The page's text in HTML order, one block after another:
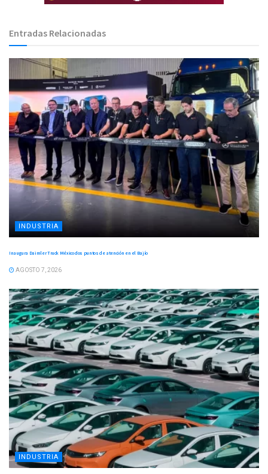
Entradas Relacionadas
INDUSTRIA
Inaugura Daimler Truck México dos puntos de atención en el Bajío
AGOSTO 7, 2026
INDUSTRIA